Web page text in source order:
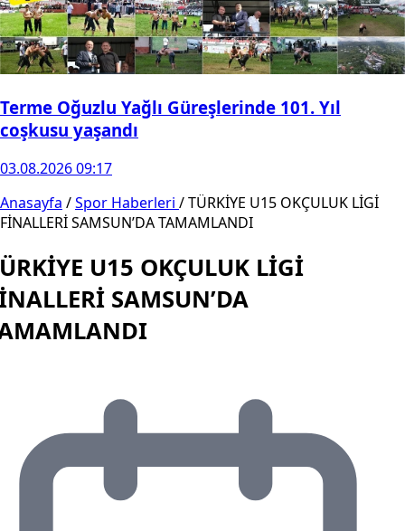
Terme Oğuzlu Yağlı Güreşlerinde 101. Yıl
coşkusu yaşandı
03.08.2026 09:17
Anasayfa /Spor Haberleri /TÜRKİYE U15 OKÇULUK LİGİ
FİNALLERİ SAMSUN’DA TAMAMLANDI
U15 OKÇULUK LİGİ
SAMSUN’DA